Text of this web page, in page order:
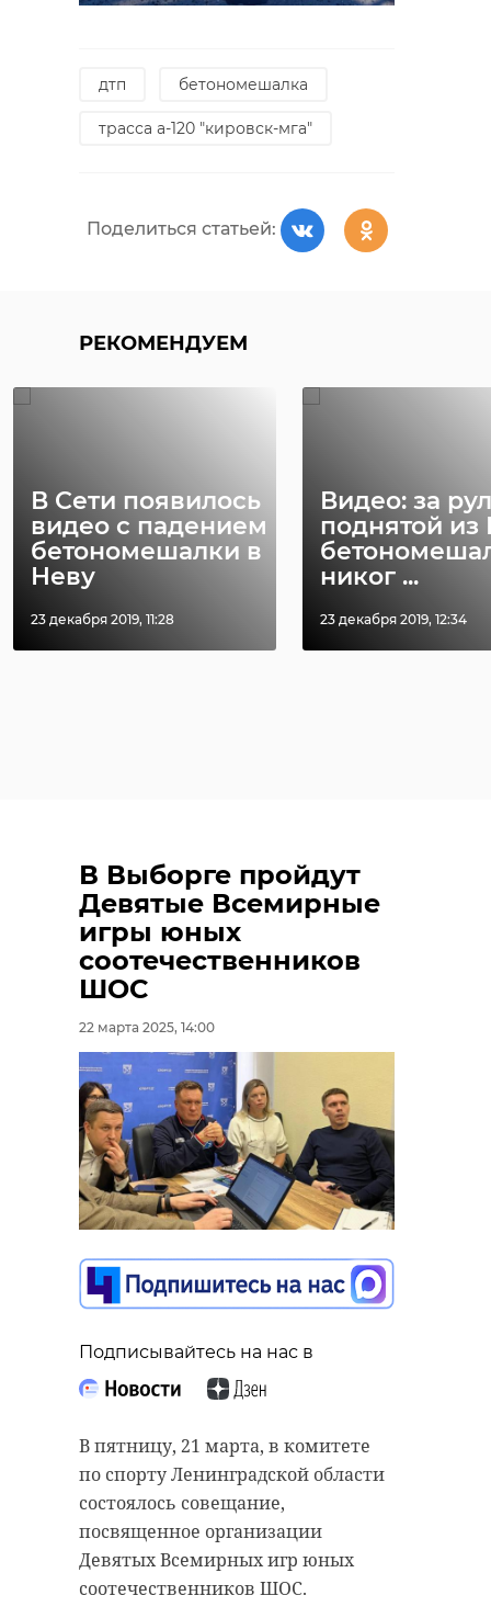
дтп бетономешалка
трасса а-120 "кировск-мга"
Поделиться статьей:
РЕКОМЕНДУЕМ
В Сети появилось
видео с падением
бетономешалки в
Неву
23 декабря 2019, 11:28
Видео: за
поднятой
никог ...
23 декабря 2019, 12:34
В Выборге пройдут
Девятые Всемирные
игры юных
соотечественников
ШОС
22 марта 2025, 14:00
Подписывайтесь на нас в
В пятницу, 21 марта, в комитете
по спорту Ленинградской области
состоялось совещание,
посвященное организации
Девятых Всемирных игр юных
соотечественников ШОС.